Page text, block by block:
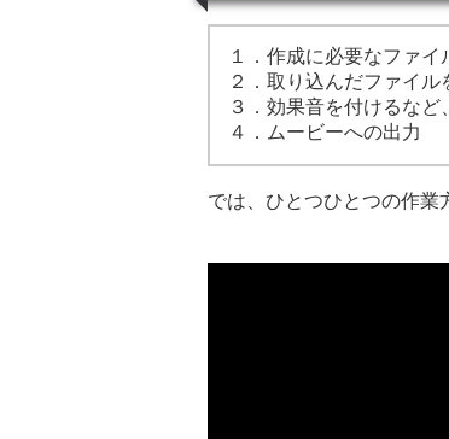
１．作成に必要なファ
２．取り込んだファイ
３．効果音を付けるな
４．ムービーへの出力
では、ひとつひとつの作業